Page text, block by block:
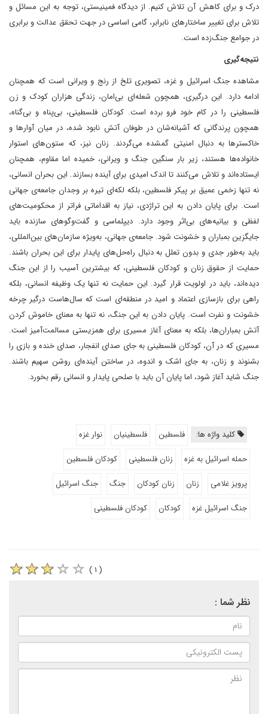
درک و برای کاهش آن تلاش کنیم. از دیدگاه فمینیستی، توجه به این مسائل و
تلاش برای تغییر ساختارهای نابرابر، گامی اساسی در جهت تحقق عدالت و برابری
در جوامع جنگ‌زده است.
نتیجه‌گیری
مشاهده جنگ اسرائیل و غزه، تصویری تلخ از رنج و ویرانی است که همچنان
ادامه دارد. این درگیری، همچون شعله‌ای بی‌امان، زندگی هزاران کودک و زن
فلسطینی را در کام خود فرو برده است. کودکان فلسطینی، بی‌پناه و بی‌گناه،
همچون پرندگانی که آشیانه‌شان در طوفان آتش نابود شده، در میان آوارها و
خاکسترها به دنبال امنیتی گمشده می‌گردند. زنان نیز، که ستون‌های استوار
خانواده‌ها هستند، زیر بار سنگین جنگ و ویرانی، خمیده اما مقاوم، همچنان
ایستاده‌اند و تلاش می‌کنند تا اندک امیدی برای آینده بسازند. این بحران انسانی،
نه تنها زخمی عمیق بر پیکر فلسطین، بلکه لکه‌ای تیره بر وجدان جامعه‌ی جهانی
است. برای پایان دادن به این تراژدی، نیاز به اقداماتی فراتر از محکومیت‌های
لفظی و بیانیه‌های بی‌اثر وجود دارد. دیپلماسی و گفت‌وگوهای سازنده باید
جایگزین بمباران و خشونت شود. جامعه‌ی جهانی، به‌ویژه سازمان‌های بین‌المللی،
باید به‌طور جدی و بدون تعلل به دنبال راه‌حل‌های پایدار برای این بحران باشند.
حمایت از حقوق زنان و کودکان فلسطینی، که بیشترین آسیب را از این جنگ
دیده‌اند، باید در اولویت قرار گیرد. این حمایت نه تنها یک وظیفه انسانی، بلکه
راهی برای بازسازی اعتماد و امید در منطقه‌ای است که سال‌هاست درگیر چرخه
خشونت و نفرت است. پایان دادن به این جنگ، نه تنها به معنای خاموش کردن
آتش بمباران‌ها، بلکه به معنای آغاز مسیری برای همزیستی مسالمت‌آمیز است.
مسیری که در آن، کودکان فلسطینی به جای صدای انفجار، صدای خنده و بازی را
بشنوند و زنان، به جای اشک و اندوه، در ساختن آینده‌ای روشن سهیم باشند.
جنگ شاید آغاز شود، اما پایان آن باید با صلحی پایدار و انسانی رقم بخورد.
کلید واژه ها: فلسطین فلسطینیان
نوار غزه
حمله اسرائیل به غزه
زنان فلسطینی
کودکان فلسطین
پرویز غلامی
زنان زنان کودکان جنگ
جنگ اسرائیل
جنگ اسرائیل غزه
کودکان کودکان فلسطینی
( ۱ )
نظر شما :